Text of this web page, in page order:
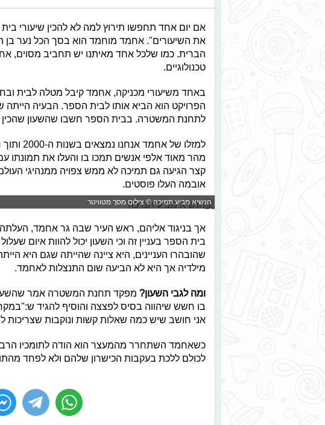
אם יום אחד תחפשו תירוץ למה לא להכין שיעורי
הברית. כמו שלכל אחד מאיתנו יש תחביב מסוים,
טכנולוגיים.
באחד משיעורי מכניקה, אחמד קיבל מטלה לבית
לתחנת המשטרה. בבית הספר חשבו שהשעון
למזלו
קצר הגיעה גם תמיכה לא ממש צפויה ממנהיגי
אובמה העלו פוסטים.
הנשיא מביע תמיכה © צילום מסך מטוויטר
אך בניגוד אליהם, ראש העיר שבה גר אחמד,
בית הספר בעניין זה וכי השעון יכול להוות איום
שהובהרו העניינים, היא ציינה שהייתה שגם היא
מילדיה אך היא לא הביעה שום התנצלות לאחמד.
ומה לגבי השעון? מפקד תחנת המשטרה אמר שהשעון
בו חשש שיהווה בסיס לפצצה והוסיף להגיד
אני חושב שיש כמה שאלות קשות ונוקבות שצריכות
כשאחמד השתחרר מהמעצר הוא הודה לתומכיו
לכולם ללכת בעקבות הכישרון שלהם ולא לפחד